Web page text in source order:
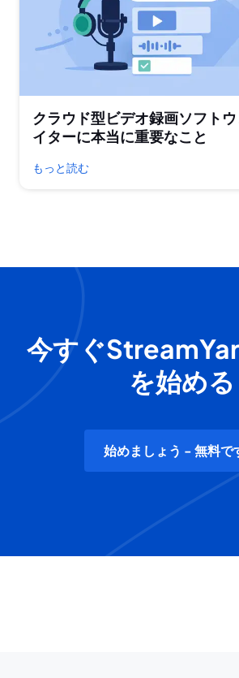
クラウド型ビデオ録画ソフト
イターに本当に重要なこと
もっと読む
今すぐ
を始める
始めましょう - 無料で